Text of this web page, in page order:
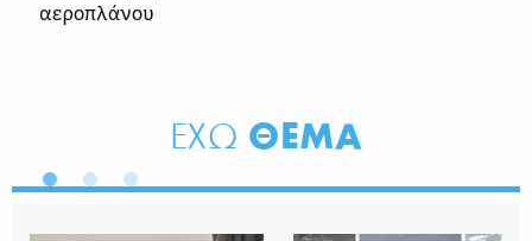
αεροπλάνου
ΕΧΩ ΘΕΜΑ